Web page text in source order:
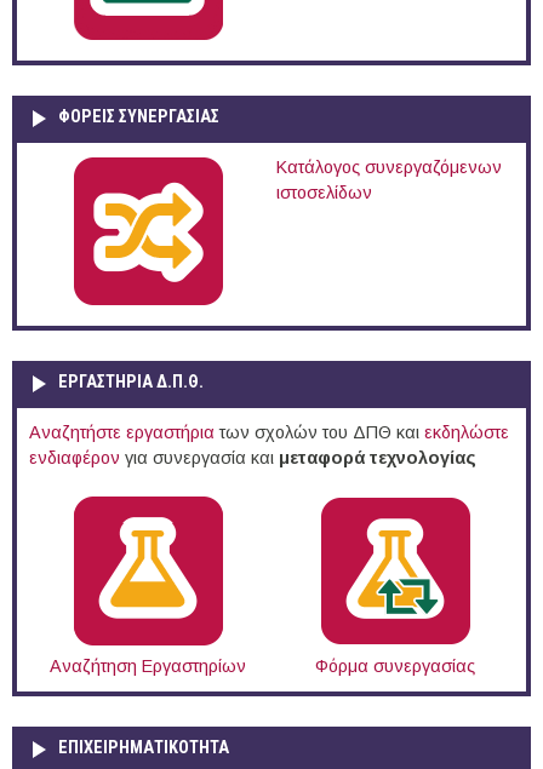
ΦΟΡΕΙΣ ΣΥΝΕΡΓΑΣΙΑΣ
Κατάλογος συνεργαζόμενων
ιστοσελίδων
ΕΡΓΑΣΤΗΡΙΑ Δ.Π.Θ.
Αναζητήστε εργαστήρια των σχολών του ΔΠΘ και εκδηλώστε
ενδιαφέρον για συνεργασία και μεταφορά τεχνολογίας
Αναζήτηση Εργαστηρίων Φόρμα συνεργασίας
ΕΠΙΧΕΙΡΗΜΑΤΙΚΟΤΗΤΑ